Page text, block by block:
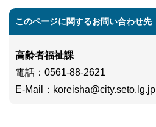
このページに関するお問い合わせ先
高齢者福祉課
電話 ：0561-88-2621
E-Mail
： koreisha@city.seto.lg.jp